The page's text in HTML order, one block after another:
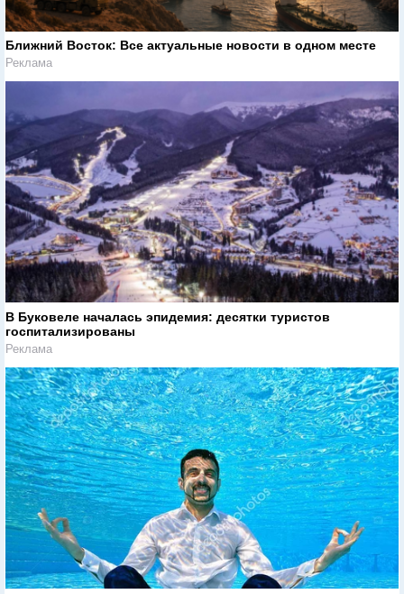
Ближний Восток: Все актуальные новости в одном месте
Реклама
В Буковеле началась эпидемия: десятки туристов
госпитализированы
Реклама